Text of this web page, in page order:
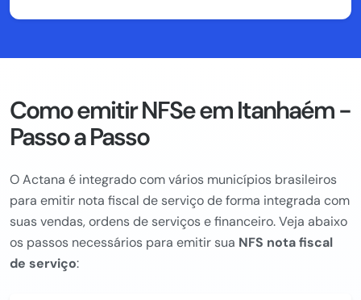
Como emitir NFSe em Itanhaém -
Passo a Passo
O Actana é integrado com vários municípios brasileiros
para emitir nota fiscal de serviço de forma integrada com
suas vendas, ordens de serviços e financeiro. Veja abaixo
os passos necessários para emitir sua NFS nota fiscal
de serviço: